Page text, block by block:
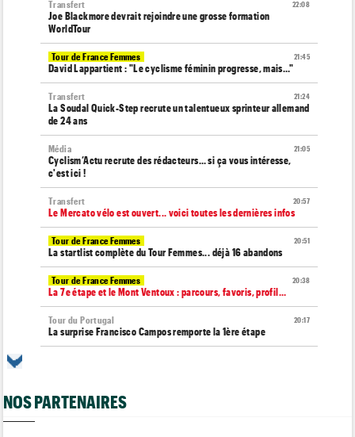
22:08
Transfert
Joe Blackmore devrait rejoindre une grosse formation
WorldTour
21:45
Tour de France Femmes
David Lappartient : "Le cyclisme féminin progresse, mais…"
21:24
Transfert
La Soudal Quick-Step recrute un talentueux sprinteur allemand
de 24 ans
21:05
Média
Cyclism’Actu recrute des rédacteurs… si ça vous intéresse,
c'est ici !
20:57
Transfert
Le Mercato vélo est ouvert... voici toutes les dernières infos
20:51
Tour de France Femmes
La startlist complète du Tour Femmes... déjà 16 abandons
20:38
Tour de France Femmes
La 7e étape et le Mont Ventoux : parcours, favoris, profil…
20:17
Tour du Portugal
La surprise Francisco Campos remporte la 1ère étape
Tour de France Femmes
NOS PARTENAIRES